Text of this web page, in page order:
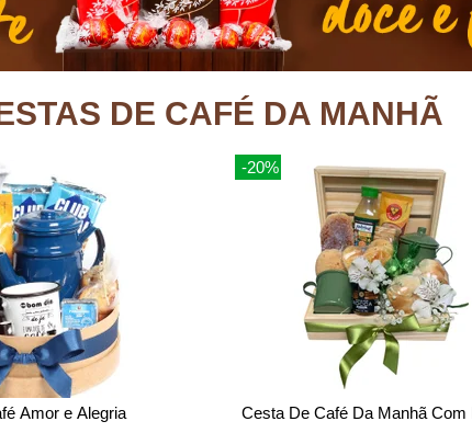
DE CAFÉ DA MANHÃ
Je t'aime Cesta de Café da Manhã